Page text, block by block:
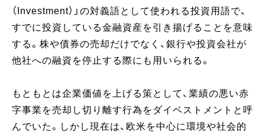
（Investment）」の対義語として使われる投資用語で、
すでに投資している金融資産を引き揚げることを意味
する。株や債券の売却だけでなく、銀行や投資会社が
他社への融資を停止する際にも用いられる。
もともとは企業価値を上げる策として、業績の悪い赤
字事業を売却し切り離す行為をダイベストメントと呼
んでいた。しかし現在は、欧米を中心に環境や社会的